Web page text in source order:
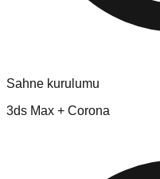
Sahne kurulumu
3ds Max + Corona